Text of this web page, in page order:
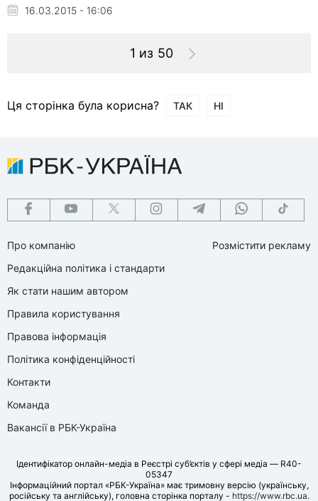
16.03.2015 - 16:06
1 из 50
Ця сторінка була корисна? ТАК НІ
Про компанію
Редакційна політика і стандарти
Як стати нашим автором
Правила користування
Правова інформація
Політика конфіденційності
Контакти
Команда
Вакансії в РБК-Україна
Розмістити рекламу
Ідентифікатор онлайн-медіа в Реєстрі суб’єктів у сфері медіа — R40-
05347
Інформаційний портал «РБК-Україна» має тримовну версію (українську,
російську та англійську), головна сторінка порталу - https://www.rbc.ua.